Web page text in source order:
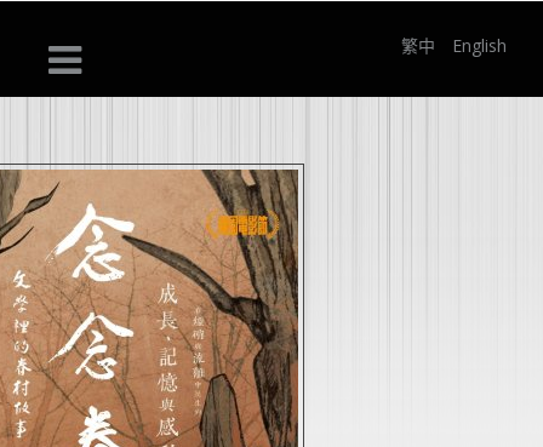
繁中 English